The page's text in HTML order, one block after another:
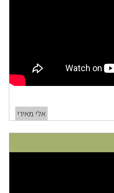
אלי מאירי